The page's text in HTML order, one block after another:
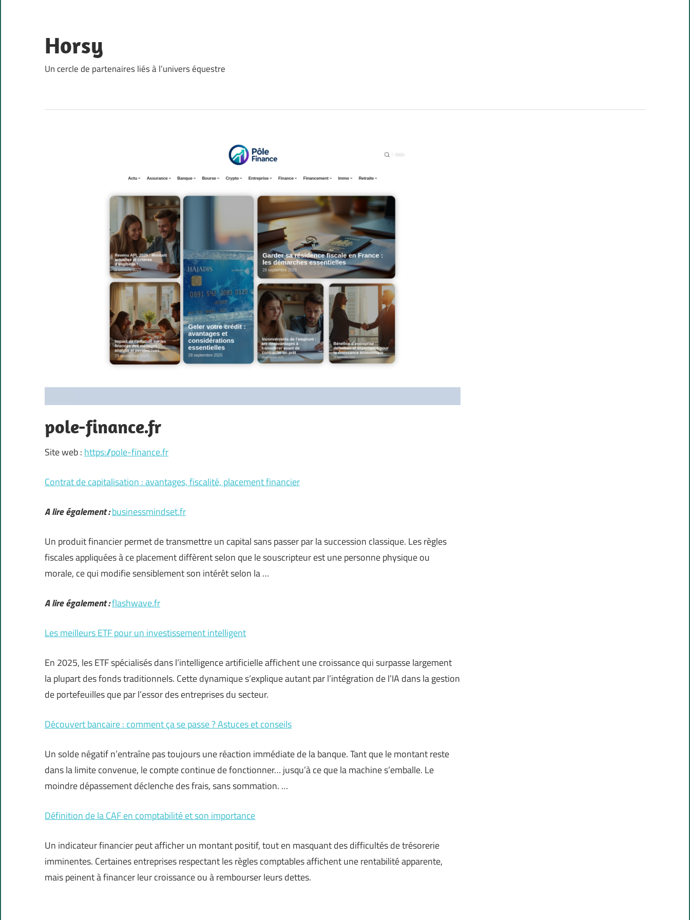
content
Horsy
Un cercle de partenaires liés à l’univers équestre
pole-finance.fr
Site web : https://pole-finance.fr
Contrat de capitalisation : avantages, fiscalité, placement financier
A lire également :businessmindset.fr
Un produit financier permet de transmettre un capital sans passer par la succession classique. Les règles
fiscales appliquées à ce placement diffèrent selon que le souscripteur est une personne physique ou
morale, ce qui modifie sensiblement son intérêt selon la …
A lire également :flashwave.fr
Les meilleurs ETF pour un investissement intelligent
En 2025, les ETF spécialisés dans l’intelligence artificielle affichent une croissance qui surpasse largement
la plupart des fonds traditionnels. Cette dynamique s’explique autant par l’intégration de l’IA dans la gestion
de portefeuilles que par l’essor des entreprises du secteur.
Découvert bancaire : comment ça se passe ? Astuces et conseils
Un solde négatif n’entraîne pas toujours une réaction immédiate de la banque. Tant que le montant reste
dans la limite convenue, le compte continue de fonctionner… jusqu’à ce que la machine s’emballe. Le
moindre dépassement déclenche des frais, sans sommation. …
Définition de la CAF en comptabilité et son importance
Un indicateur financier peut afficher un montant positif, tout en masquant des difficultés de trésorerie
imminentes. Certaines entreprises respectant les règles comptables affichent une rentabilité apparente,
mais peinent à financer leur croissance ou à rembourser leurs dettes.